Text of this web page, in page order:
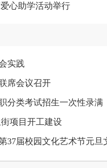
心助学活动举行
实践
席会议召开
分类考试招生一次性录满
项目开工建设
37届校园文化艺术节元旦